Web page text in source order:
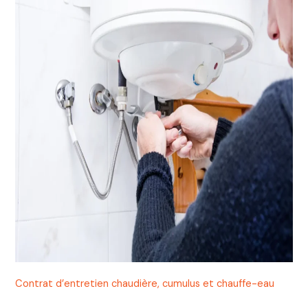
Contrat d’entretien chaudière, cumulus et chauffe-eau